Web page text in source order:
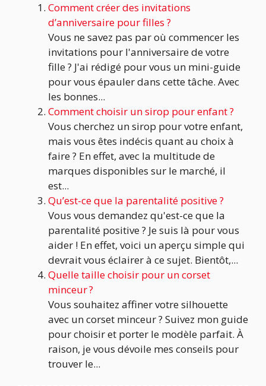
Comment créer des invitations
d’anniversaire pour filles ?
Vous ne savez pas par où commencer les
invitations pour l'anniversaire de votre
fille ? J'ai rédigé pour vous un mini-guide
pour vous épauler dans cette tâche. Avec
les bonnes...
Comment choisir un sirop pour enfant ?
Vous cherchez un sirop pour votre enfant,
mais vous êtes indécis quant au choix à
faire ? En effet, avec la multitude de
marques disponibles sur le marché, il
est...
Qu’est-ce que la parentalité positive ?
Vous vous demandez qu'est-ce que la
parentalité positive ? Je suis là pour vous
aider ! En effet, voici un aperçu simple qui
devrait vous éclairer à ce sujet. Bientôt,...
Quelle taille choisir pour un corset
minceur ?
Vous souhaitez affiner votre silhouette
avec un corset minceur ? Suivez mon guide
pour choisir et porter le modèle parfait. À
raison, je vous dévoile mes conseils pour
trouver le...